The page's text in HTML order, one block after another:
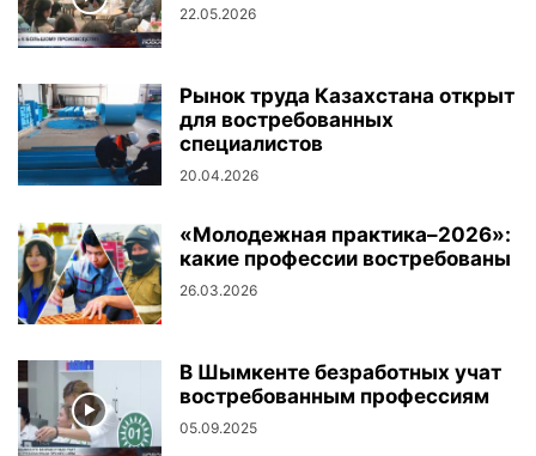
22.05.2026
Рынок труда Казахстана открыт
для востребованных
специалистов
20.04.2026
«Молодежная практика–2026»:
какие профессии востребованы
26.03.2026
В Шымкенте безработных учат
востребованным профессиям
05.09.2025